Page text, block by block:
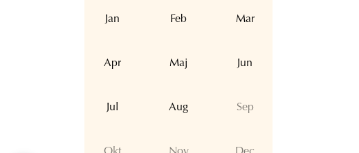
Jan Feb Mar
Apr Maj Jun
Jul Aug Sep